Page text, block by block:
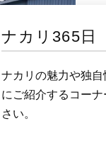
ナカリ365日
ナカリの魅力や独
にご紹介するコー
さい。